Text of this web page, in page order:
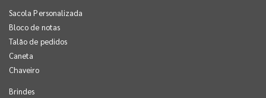
Sacola Personalizada
Bloco de notas
Talão de pedidos
Caneta
Chaveiro
Brindes